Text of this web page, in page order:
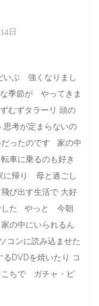
日
ぶ 強くなりまし
季節が やってきま
むずタラーリ 頭の
考が定まらないの
ったのです 家の中
車に乗るのも好き
に帰り 母と過ごし
び出す生活で 大好
した やっと 今朝
の中にいられるん
ンに読み込ませた
るDVDを焼いたり コ
こちで ガチャ・ピ